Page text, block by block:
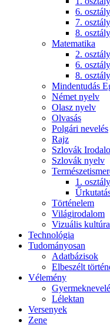
6. osztály
7. osztály
8. osztály
Matematika
2. osztály
6. osztály
8. osztály
Mindentudás
Német nyelv
Olasz nyelv
Olvasás
Polgári nevelés
Rajz
Szlovák
Szlovák nyelv
1. osztály
Történelem
Világirodalom
Vizuális kultúra
Technológia
Tudományosan
Adatbázisok
Elbeszélt
Vélemény
Lélektan
Versenyek
Zene